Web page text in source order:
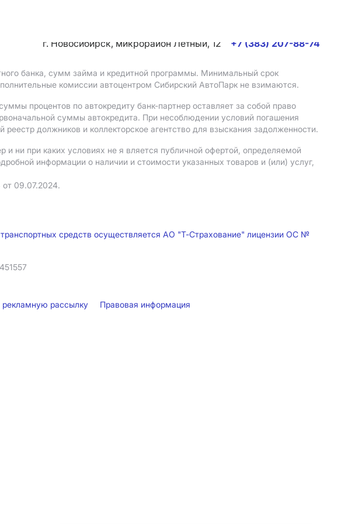
г. Новосибирск, микрорайон Летный, 12
+7 (383) 207-88-74
банка, сумм займа и кредитной программы. Минимальный срок
комиссии автоцентром Сибирский АвтоПарк не взимаются.
процентов по автокредиту банк-партнер оставляет за собой право
суммы автокредита. При несоблюдении условий погашения
должников и коллекторское агентство для взыскания задолженности.
ни при каких условиях не я вляется публичной офертой, определяемой
информации о наличии и стоимости указанных товаров и (или) услуг,
09.07.2024.
средств осуществляется АО "Т-Страхование" лицензии ОС №
рекламную рассылку Правовая информация